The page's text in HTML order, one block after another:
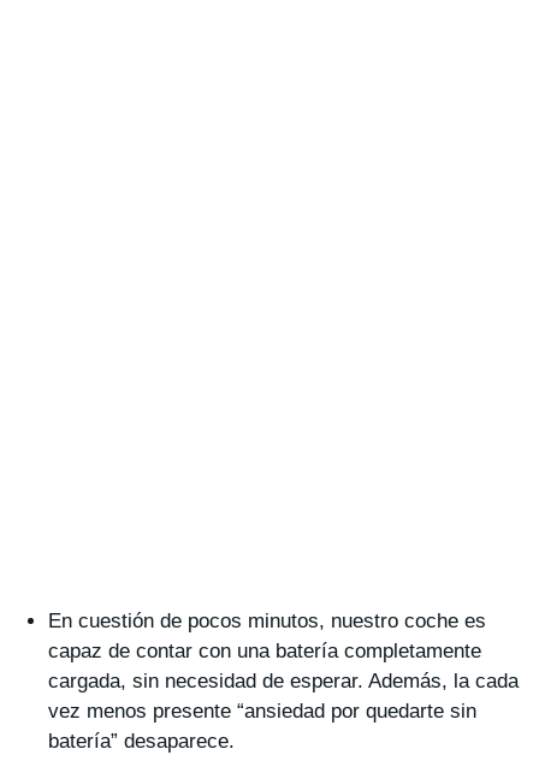
En cuestión de pocos minutos, nuestro coche es
capaz de contar con una batería completamente
cargada, sin necesidad de esperar. Además, la cada
vez menos presente “ansiedad por quedarte sin
batería” desaparece.